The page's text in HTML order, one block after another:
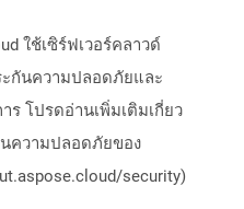
ใช้เซิร์ฟเวอร์คลาวด์
ะกันความปลอดภัยและ
ร โปรดอ่านเพิ่มเติมเกี่ยว
ความปลอดภัยของ
security)